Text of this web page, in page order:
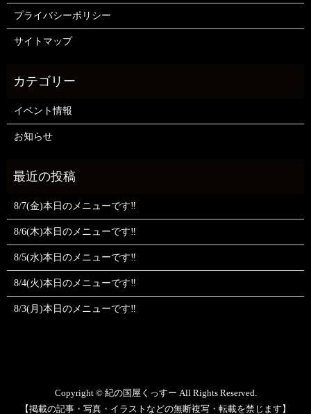
プライバシーポリシー
サイトマップ
イベント情報
お知らせ
8/7(金)本日のメニューです‼️
8/6(木)本日のメニューです‼️
8/5(水)本日のメニューです‼️
8/4(火)本日のメニューです‼️
8/3(月)本日のメニューです‼️
Copyright © 紀の国屋くっすー All Rights Reserved.
【掲載の記事・写真・イラストなどの無断複写・転載を禁じます】